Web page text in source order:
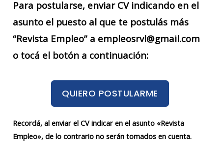
Para postularse, enviar CV indicando en el
asunto el puesto al que te postulás más
“Revista Empleo” a empleosrvl@gmail.com
o tocá el botón a continuación:
QUIERO POSTULARME
Recordá, al enviar el CV indicar en el asunto «Revista
Empleo», de lo contrario no serán tomados en cuenta.